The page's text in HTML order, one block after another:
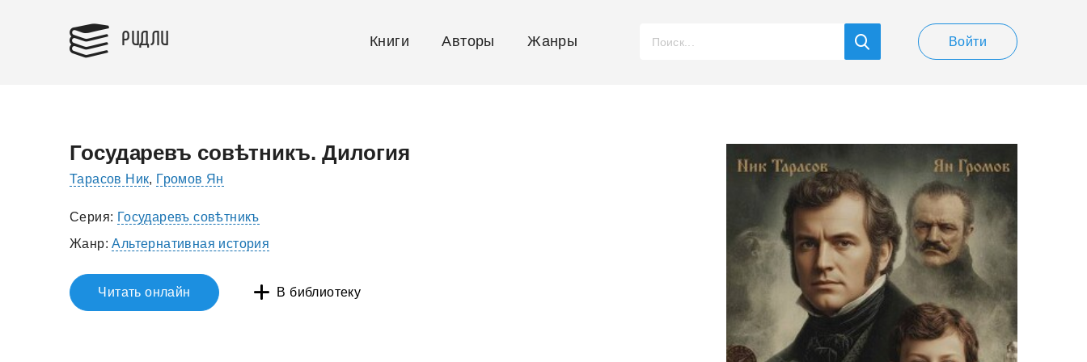
РИДЛИ Книги Авторы Жанры Войти
Государевъ совѣтникъ. Дилогия
Тарасов Ник, Громов Ян
Серия: Государевъ совѣтникъ
Жанр:Альтернативная история
Читать онлайн В библиотеку